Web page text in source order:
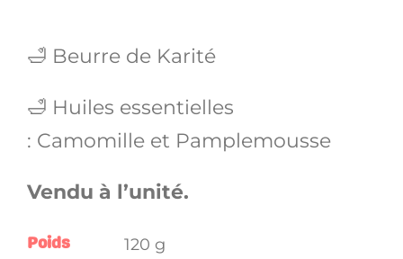
🛁 Beurre de Karité
🛁 Huiles essentielles
: Camomille et Pamplemousse
Vendu à l’unité.
Poids 120 g